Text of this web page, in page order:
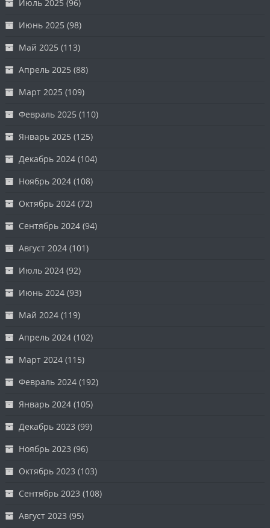
Июль 2025 (96)
Июнь 2025 (98)
Май 2025 (113)
Апрель 2025 (88)
Март 2025 (109)
Февраль 2025 (110)
Январь 2025 (125)
Декабрь 2024 (104)
Ноябрь 2024 (108)
Октябрь 2024 (72)
Сентябрь 2024 (94)
Август 2024 (101)
Июль 2024 (92)
Июнь 2024 (93)
Май 2024 (119)
Апрель 2024 (102)
Март 2024 (115)
Февраль 2024 (192)
Январь 2024 (105)
Декабрь 2023 (99)
Ноябрь 2023 (96)
Октябрь 2023 (103)
Сентябрь 2023 (108)
Август 2023 (95)